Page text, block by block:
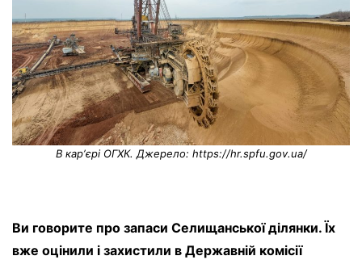
В карʼєрі ОГХК. Джерело: https://hr.spfu.gov.ua/
Ви говорите про запаси Селищанської ділянки. Їх
вже оцінили і захистили в Державній комісії